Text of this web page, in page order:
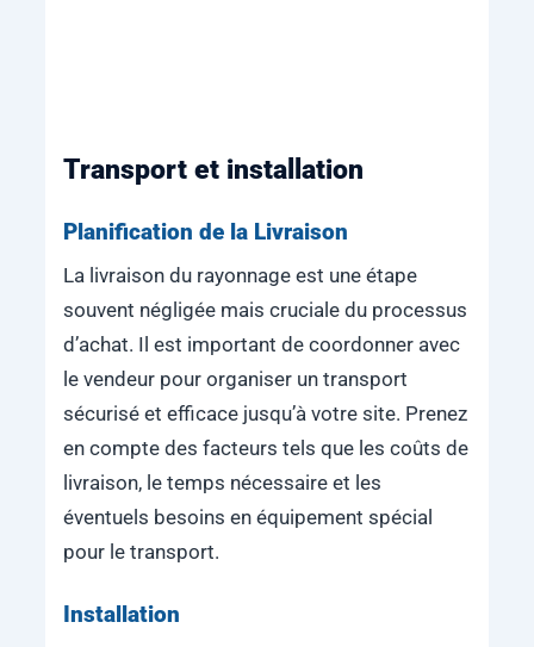
Transport et installation
Planification de la Livraison
La livraison du rayonnage est une étape
souvent négligée mais cruciale du processus
d’achat. Il est important de coordonner avec
le vendeur pour organiser un transport
sécurisé et efficace jusqu’à votre site. Prenez
en compte des facteurs tels que les coûts de
livraison, le temps nécessaire et les
éventuels besoins en équipement spécial
pour le transport.
Installation